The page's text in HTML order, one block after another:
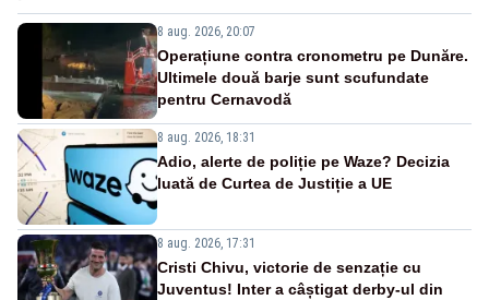
8 aug. 2026, 20:07
Operațiune contra cronometru pe Dunăre.
Ultimele două barje sunt scufundate
pentru Cernavodă
8 aug. 2026, 18:31
Adio, alerte de poliție pe Waze? Decizia
luată de Curtea de Justiție a UE
8 aug. 2026, 17:31
Cristi Chivu, victorie de senzație cu
Juventus! Inter a câștigat derby-ul din